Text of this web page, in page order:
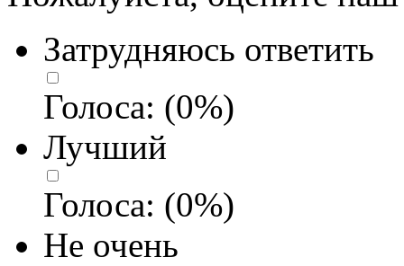
Затрудняюсь ответить
Голоса: (0%)
Лучший
Голоса: (0%)
Не очень